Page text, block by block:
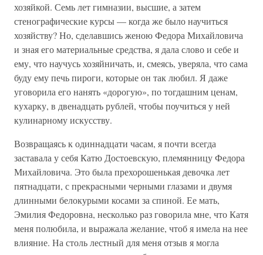
хозяйкой. Семь лет гимназии, высшие, а затем
стенографические курсы — когда же было научиться
хозяйству? Но, сделавшись женою Федора Михайловича
и зная его материальные средства, я дала слово и себе и
ему, что научусь хозяйничать, и, смеясь, уверяла, что сама
буду ему печь пироги, которые он так любил. Я даже
уговорила его нанять «дорогую», по тогдашним ценам,
кухарку, в двенадцать рублей, чтобы поучиться у ней
кулинарному искусству.
Возвращаясь к одиннадцати часам, я почти всегда
заставала у себя Катю Достоевскую, племянницу Федора
Михайловича. Это была прехорошенькая девочка лет
пятнадцати, с прекрасными черными глазами и двумя
длинными белокурыми косами за спиной. Ее мать,
Эмилия Федоровна, несколько раз говорила мне, что Катя
меня полюбила, и выражала желание, чтоб я имела на нее
влияние. На столь лестный для меня отзыв я могла